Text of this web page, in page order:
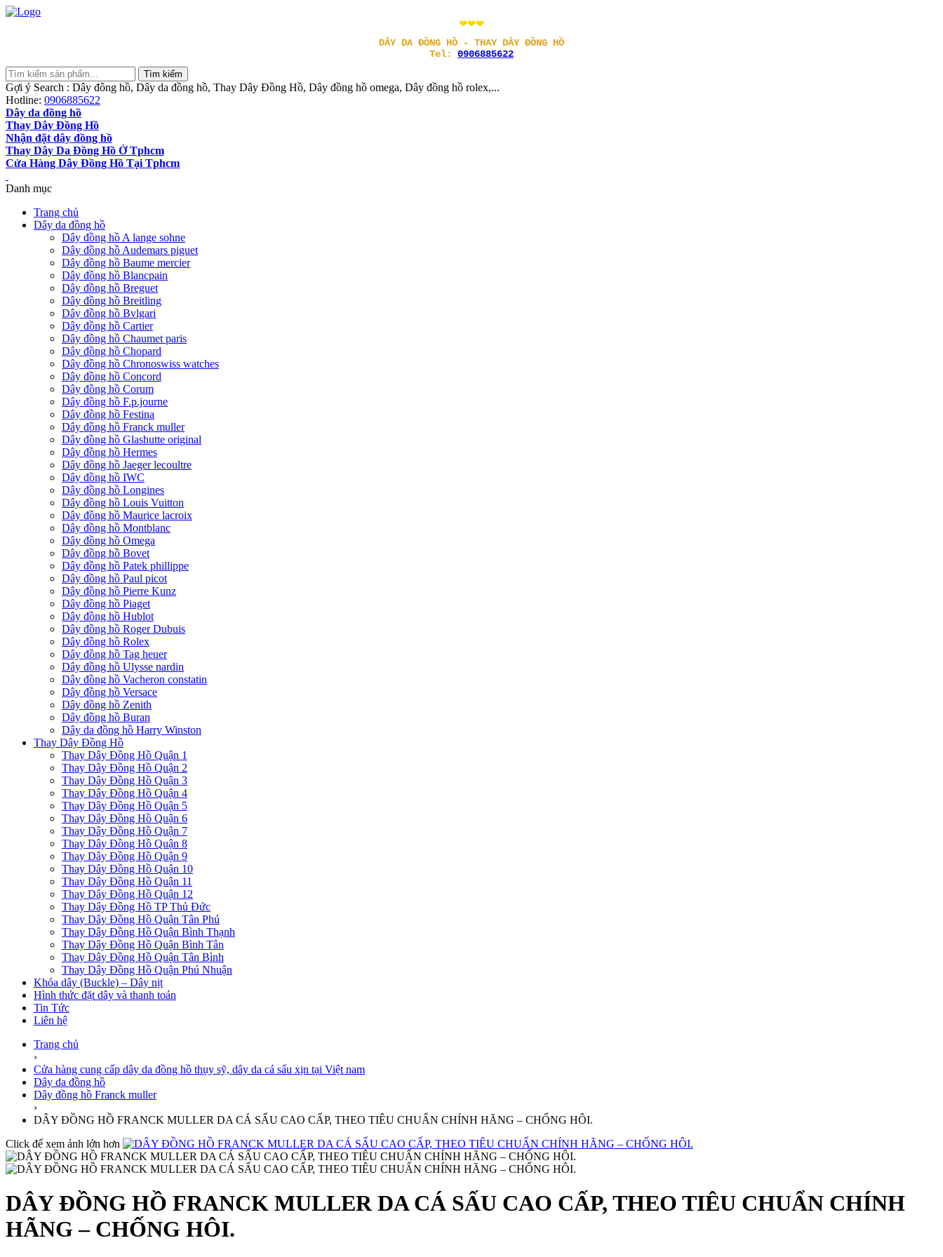
❤❤❤
DÂY DA ĐỒNG HỒ - THAY DÂY ĐỒNG HỒ
Tel: 0906885622
Gợi ý Search : Dây đông hồ, Dây da đồng hồ, Thay Dây Đồng Hồ, Dây đồng hồ omega, Dây đồng hồ rolex,...
Hotline: 0906885622
Dây da đồng hồ
Thay Dây Đồng Hồ
Nhận đặt dây đồng hồ
Thay Dây Da Đồng Hồ Ở Tphcm
Cửa Hàng Dây Đồng Hồ Tại Tphcm
Danh mục
Trang chủ
Dây da đồng hồ
Dây đồng hồ A lange sohne
Dây đồng hồ Audemars piguet
Dây đồng hồ Baume mercier
Dây đồng hồ Blancpain
Dây đồng hồ Breguet
Dây đồng hồ Breitling
Dây đồng hồ Bvlgari
Dây đồng hồ Cartier
Dây đồng hồ Chaumet paris
Dây đồng hồ Chopard
Dây đồng hồ Chronoswiss watches
Dây đồng hồ Concord
Dây đồng hồ Corum
Dây đồng hồ F.p.journe
Dây đồng hồ Festina
Dây đồng hồ Franck muller
Dây đồng hồ Glashutte original
Dây đồng hồ Hermes
Dây đồng hồ Jaeger lecoultre
Dây đồng hồ IWC
Dây đồng hồ Longines
Dây đồng hồ Louis Vuitton
Dây đồng hồ Maurice lacroix
Dây đồng hồ Montblanc
Dây đồng hồ Omega
Dây đồng hồ Bovet
Dây đồng hồ Patek phillippe
Dây đồng hồ Paul picot
Dây đồng hồ Pierre Kunz
Dây đồng hồ Piaget
Dây đồng hồ Hublot
Dây đồng hồ Roger Dubuis
Dây đồng hồ Rolex
Dây đồng hồ Tag heuer
Dây đồng hồ Ulysse nardin
Dây đồng hồ Vacheron constatin
Dây đồng hồ Versace
Dây đồng hồ Zenith
Dây đồng hồ Buran
Dây da đồng hồ Harry Winston
Thay Dây Đồng Hồ
Thay Dây Đồng Hồ Quận 1
Thay Dây Đồng Hồ Quận 2
Thay Dây Đồng Hồ Quận 3
Thay Dây Đồng Hồ Quận 4
Thay Dây Đồng Hồ Quận 5
Thay Dây Đồng Hồ Quận 6
Thay Dây Đồng Hồ Quận 7
Thay Dây Đồng Hồ Quận 8
Thay Dây Đồng Hồ Quận 9
Thay Dây Đồng Hồ Quận 10
Thay Dây Đồng Hồ Quận 11
Thay Dây Đồng Hồ Quận 12
Thay Dây Đồng Hồ TP Thủ Đức
Thay Dây Đồng Hồ Quận Tân Phú
Thay Dây Đồng Hồ Quận Bình Thạnh
Thay Dây Đồng Hồ Quận Bình Tân
Thay Dây Đồng Hồ Quận Tân Bình
Thay Dây Đồng Hồ Quận Phú Nhuận
Khóa dây (Buckle) – Dây nịt
Hình thức đặt dây và thanh toán
Tin Tức
Liên hệ
Trang chủ
›
Cửa hàng cung cấp dây da đồng hồ thụy sỹ, dây da cá sấu xịn tại Việt nam
Dây da đồng hồ
Dây đồng hồ Franck muller
›
DÂY ĐỒNG HỒ FRANCK MULLER DA CÁ SẤU CAO CẤP, THEO TIÊU CHUẨN CHÍNH HÃNG – CHỐNG HÔI.
Click để xem ảnh lớn hơn
DÂY ĐỒNG HỒ FRANCK MULLER DA CÁ SẤU CAO CẤP, THEO TIÊU CHUẨN CHÍNH
HÃNG – CHỐNG HÔI.